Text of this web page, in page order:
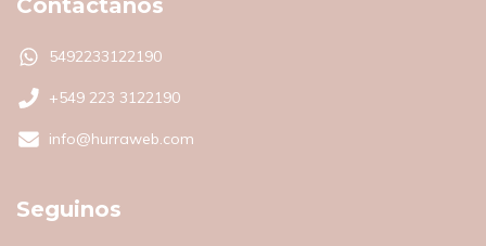
5492233122190
+549 223 3122190
info@hurraweb.com
Seguinos